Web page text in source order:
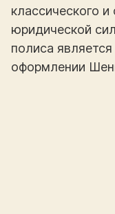
классического
юридической
полиса
оформлении